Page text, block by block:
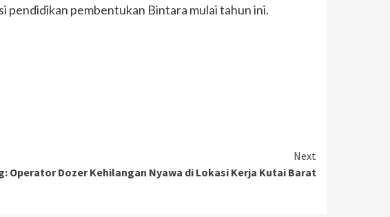
pendidikan pembentukan Bintara mulai tahun ini.
Next
Operator Dozer Kehilangan Nyawa di Lokasi Kerja Kutai Barat